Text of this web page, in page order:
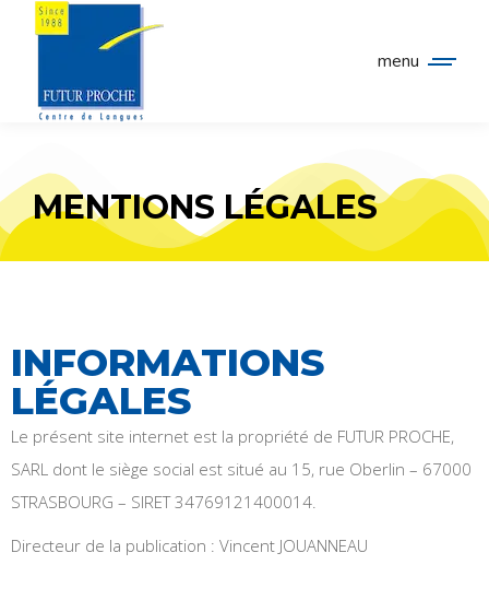
menu
MENTIONS LÉGALES
INFORMATIONS
LÉGALES
Le présent site internet est la propriété de FUTUR PROCHE,
SARL dont le siège social est situé au 15, rue Oberlin – 67000
STRASBOURG – SIRET 34769121400014.
Directeur de la publication : Vincent JOUANNEAU
Panneau de gestion des cookies